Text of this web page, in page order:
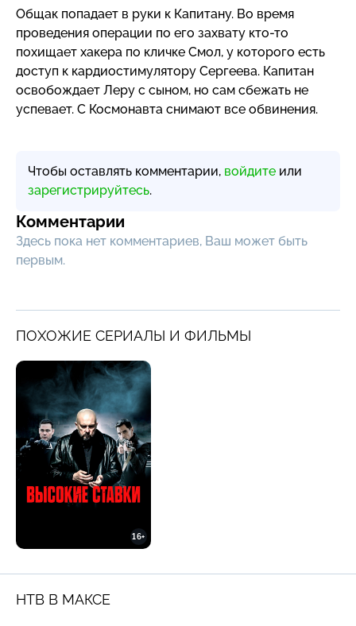
Общак попадает в руки к Капитану. Во время
проведения операции по его захвату кто-то
похищает хакера по кличке Смол, у которого есть
доступ к кардиостимулятору Сергеева. Капитан
освобождает Леру с сыном, но сам сбежать не
успевает. С Космонавта снимают все обвинения.
Чтобы оставлять комментарии, войдите или
зарегистрируйтесь.
Комментарии
Здесь пока нет комментариев, Ваш может быть
первым.
ПОХОЖИЕ СЕРИАЛЫ И ФИЛЬМЫ
16+
НТВ В МАКСЕ